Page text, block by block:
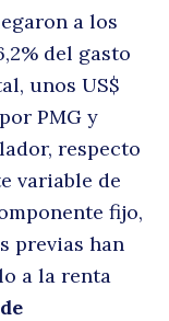
a los
del gasto
unos US$
PMG y
respecto
variable de
fijo,
previas han
a la renta